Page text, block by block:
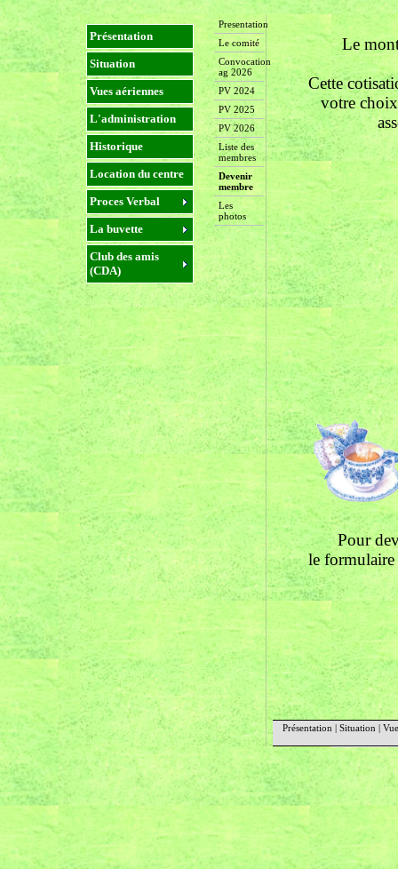
Présentation
Situation
Vues aériennes
L'administration
Historique
Location du centre
Proces Verbal
La buvette
Club des amis
(CDA)
Le
Cette
votre
Pour
le formulaire
Présentation | Situation |
Presentation
Le comité
Convocation
ag 2026
PV 2024
PV 2025
PV 2026
Liste des
membres
Devenir
membre
Les
photos